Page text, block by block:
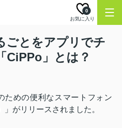
お気に入り
0
ごとをアプリでチ
CiPPo」とは？
ための便利なスマートフォン
」がリリースされました。